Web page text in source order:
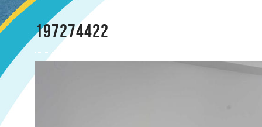
197274422